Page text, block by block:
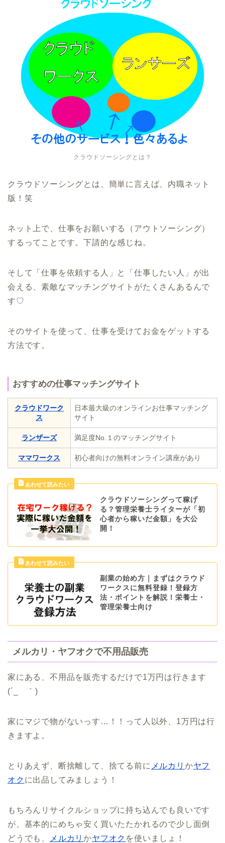
クラウドソーシングとは？
クラウドソーシングとは、簡単に言えば、内職ネット
版！笑
ネット上で、仕事をお願いする（アウトソーシング）
するってことです。下請的な感じね。
そして「仕事を依頼する人」と「仕事したい人」が出
会える、素敵なマッチングサイトがたくさんあるんで
す♡
そのサイトを使って、仕事を受けてお金をゲットする
方法です。
おすすめの仕事マッチングサイト
クラウドワーク
ス
日本最大級のオンラインお仕事マッチング
サイト
ランザーズ 満足度No.１のマッチングサイト
ママワークス 初心者向けの無料オンライン講座があり
クラウドソーシングって稼げ
る？管理栄養士ライターが「初
心者から稼いだ金額」を大公
開！
副業の始め方｜まずはクラウド
ワークスに無料登録！登録方
法・ポイントを解説！栄養士・
管理栄養士向け
メルカリ・ヤフオクで不用品販売
家にある、不用品を販売するだけで1万円は行きます
(´_ゝ｀)
家にマジで物がないっす…！！って人以外、1万円は行
きますよ。
とりあえず、断捨離して、捨てる前に メルカリ かヤフ
オク に出品してみましょう！
もちろんリサイクルショップに持ち込んでも良いです
が、基本的にめちゃ安く買いたたかれるので少し面倒
どうでも、
メルカリかヤフオク を使いましょ！